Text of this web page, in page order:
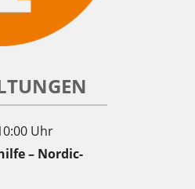
Uhr
– Nordic-